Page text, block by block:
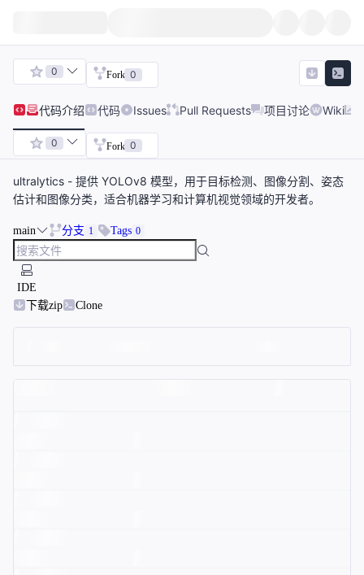
0 Fork 0
代码介绍 代码 Issues Pull Requests 项目讨论 Wiki
0 Fork 0
ultralytics - 提供 YOLOv8 模型，用于目标检测、图像分割、姿态
估计和图像分类，适合机器学习和计算机视觉领域的开发者。
main 分支 1 Tags 0
IDE
下载zip
Clone